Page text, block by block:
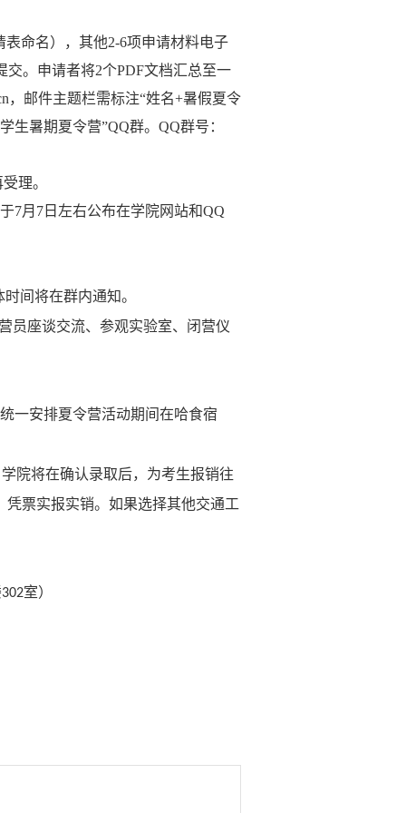
表命名），其他2-6项申请材料电子
。申请者将2个PDF文档汇总至一
，邮件主题栏需标注“姓名+暑假夏令
生暑期夏令营”QQ群。 QQ群号：
理。
7月7日左右公布在学院网站和QQ
时间将在群内通知。
员座谈交流、参观实验室、闭营仪
一安排夏令营活动期间在哈食宿
院将在确认录取后，为考生报销往
凭票实报实销。如果选择其他交通工
302室）